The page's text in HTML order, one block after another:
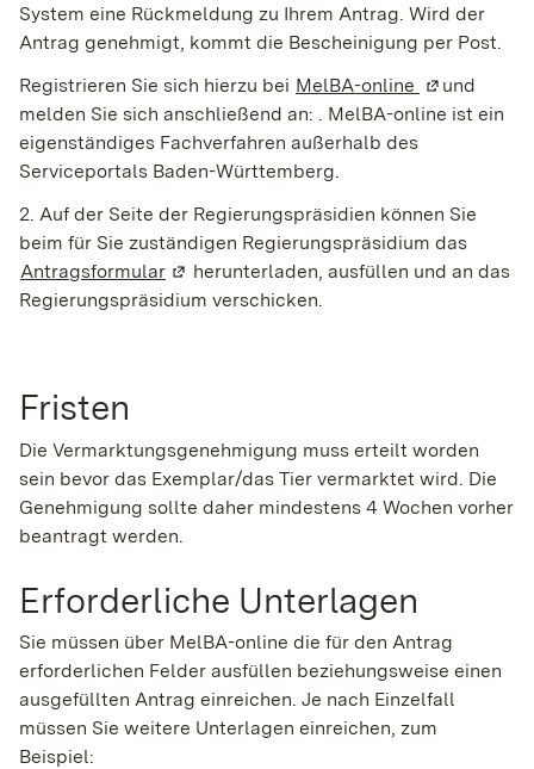
System eine Rückmeldung zu Ihrem Antrag. Wird der
Antrag genehmigt, kommt die Bescheinigung per Post.
Registrieren Sie sich hierzu bei MelBA-online (Wird in
und
melden Sie sich anschließend an: . MelBA-online ist ein
eigenständiges Fachverfahren außerhalb des
Serviceportals Baden-Württemberg.
2. Auf der Seite der Regierungspräsidien können Sie
beim für Sie zuständigen Regierungspräsidium das
Antragsformular (Wird in einem neuen Fenster geöffnet)
herunterladen, ausfüllen und an das
Regierungspräsidium verschicken.
Fristen
Die Vermarktungsgenehmigung muss erteilt worden
sein bevor das Exemplar/das Tier vermarktet wird. Die
Genehmigung sollte daher mindestens 4 Wochen vorher
beantragt werden.
Erforderliche Unterlagen
Sie müssen über MelBA-online die für den Antrag
erforderlichen Felder ausfüllen beziehungsweise einen
ausgefüllten Antrag einreichen. Je nach Einzelfall
müssen Sie weitere Unterlagen einreichen, zum
Beispiel: